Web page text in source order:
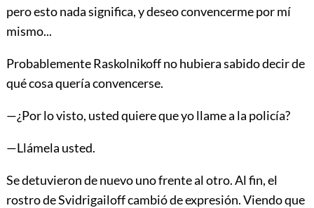
pero esto nada significa, y deseo convencerme por mí
mismo...
Probablemente Raskolnikoff no hubiera sabido decir de
qué cosa quería convencerse.
—¿Por lo visto, usted quiere que yo llame a la policía?
—Llámela usted.
Se detuvieron de nuevo uno frente al otro. Al fin, el
rostro de Svidrigailoff cambió de expresión. Viendo que